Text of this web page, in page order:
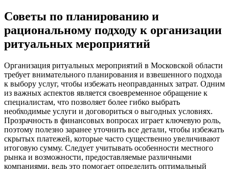
Советы по планированию и
рациональному подходу к организации
ритуальных мероприятий
Организация ритуальных мероприятий в Московской области
требует внимательного планирования и взвешенного подхода
к выбору услуг, чтобы избежать неоправданных затрат. Одним
из важных аспектов является своевременное обращение к
специалистам, что позволяет более гибко выбрать
необходимые услуги и договориться о выгодных условиях.
Прозрачность в финансовых вопросах играет ключевую роль,
поэтому полезно заранее уточнить все детали, чтобы избежать
скрытых платежей, которые часто существенно увеличивают
итоговую сумму. Следует учитывать особенности местного
рынка и возможности, предоставляемые различными
компаниями, ведь это помогает определить оптимальный